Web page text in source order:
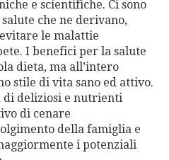
e scientifiche. Ci sono
che ne derivano,
le malattie
I benefici per la salute
dieta, ma all’intero
stile di vita sano ed attivo.
deliziosi e nutrienti
di cenare
della famiglia e
i potenziali